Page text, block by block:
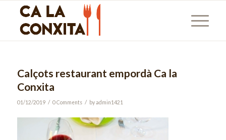
Calçots restaurant empordà Ca la
Conxita
01/12/2019 / 0 Comments / byadmin1421